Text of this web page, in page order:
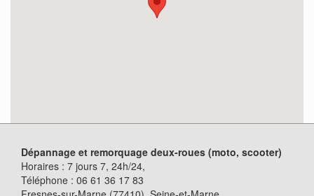
Dépannage et remorquage deux-roues (moto, scooter)
Horaires : 7 jours 7, 24h/24,
Téléphone : 06 61 36 17 83